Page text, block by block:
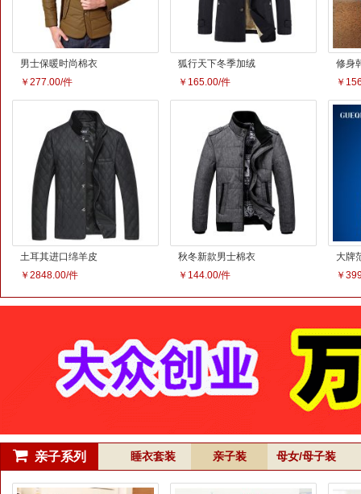
男士水貂黄金貂内
胆尼克服男皮毛一
￥5248.00/件
博纳罗蒂秋冬新款
男式毛呢大衣 中长
￥263.00/件
秋冬
单排
衣
￥
秋冬新款男装拼接
男士立领大衣 韩版
￥440.00/件
博纳罗蒂新款男式
羊毛呢大衣外套 高
套
￥359.00/件
秋季
羊毛
厚款
￥
亲子系列 睡衣套装 亲子装 母女/母子装